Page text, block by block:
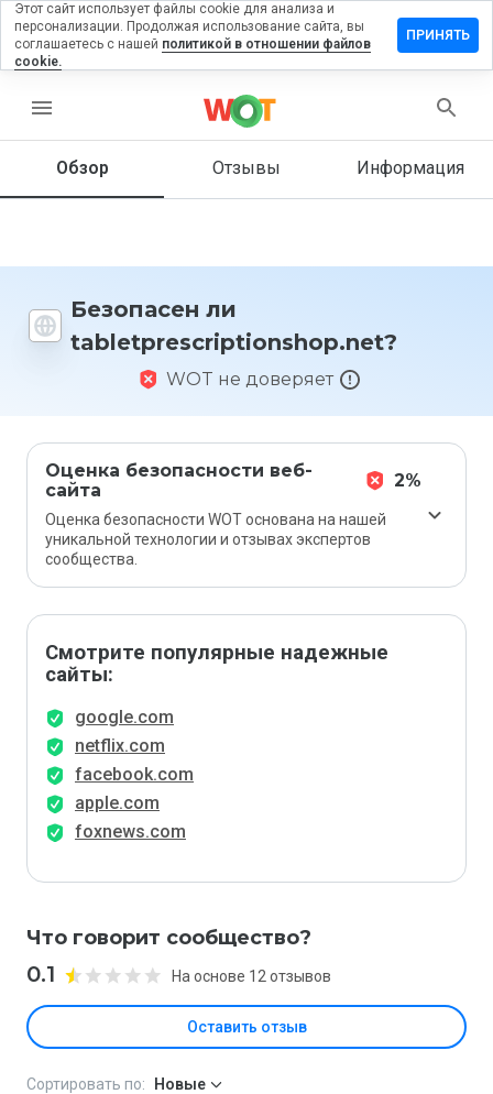
menu
Обзор Отзывы Информация
Безопасен ли
tabletprescriptionshop.net?
WOT не доверяет
Оценка безопасности веб-
сайта
2%
Оценка безопасности WOT основана на нашей
уникальной технологии и отзывах экспертов
сообщества.
Смотрите популярные надежные
сайты:
google.com
netflix.com
facebook.com
apple.com
foxnews.com
Что говорит сообщество?
0.1 На основе 12 отзывов
Оставить отзыв
на
вы
сайт от
Сортировать по: Новые
Этот сайт использует файлы cookie для анализа и
персонализации. Продолжая использование сайта, вы
соглашаетесь с нашей политикой в отношении файлов
cookie.
ПРИНЯТЬ